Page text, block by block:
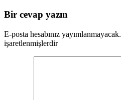
Bir cevap yazın
E-posta hesabınız yayımlanmayacak.
işaretlenmişlerdir